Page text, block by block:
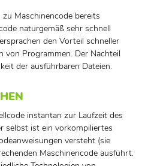
Maschinencode bereits
naturgemäß sehr schnell
den Vorteil schneller
Programmen. Der Nachteil
der ausführbaren Dateien.
instantan zur Laufzeit des
selbst ist ein vorkompiliertes
versteht (sie
Maschinencode ausführt.